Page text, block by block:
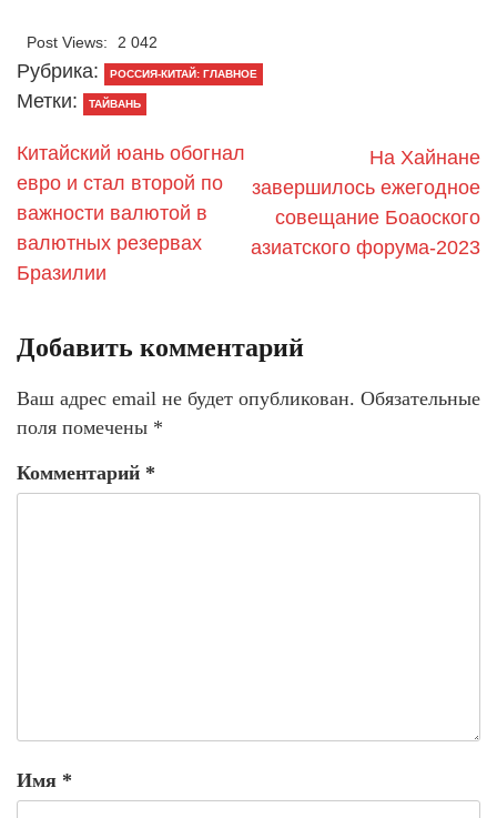
Post Views: 2 042
Рубрика: РОССИЯ-КИТАЙ: ГЛАВНОЕ
Метки: ТАЙВАНЬ
Китайский юань обогнал
евро и стал второй по
важности валютой в
валютных резервах
Бразилии
На Хайнане
завершилось ежегодное
совещание Боаоского
азиатского форума-2023
Добавить комментарий
Ваш адрес email не будет опубликован. Обязательные
поля помечены *
Комментарий *
Имя *